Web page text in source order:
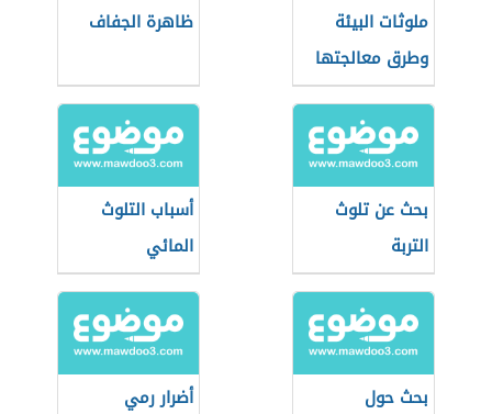
ملوثات البيئة
وطرق معالجتها
ظاهرة الجفاف
بحث عن تلوث
التربة
أسباب التلوث
المائي
بحث حول
أضرار رمي